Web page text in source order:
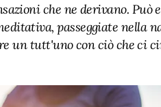
che ne derivano. Può
passeggiate nella
un tutt'uno con ciò che ci